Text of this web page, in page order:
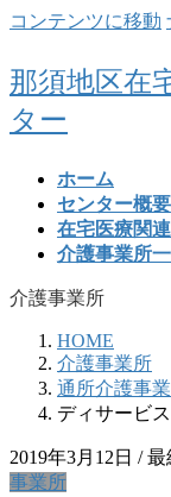
コンテンツに移動
那須地区在
ター
ホーム
センター概要
在宅医療関
介護事業所
介護事業所
HOME
介護事業所
通所介護事
ディサービ
2019年3月12日 / 最
事業所